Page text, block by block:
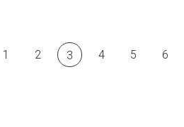
1 2 3 4 5 6